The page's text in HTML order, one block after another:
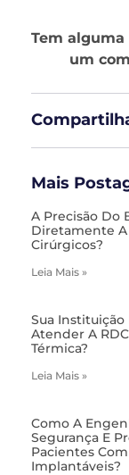
Tem
um
Mais
A Precisão Do
Diretamente A
Cirúrgicos?
Leia Mais »
Sua Instituição
Atender A
Térmica?
Leia Mais »
Como A
Segurança E
Pacientes
Implantáveis?